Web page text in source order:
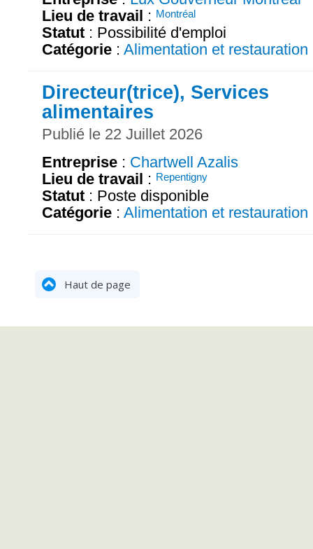
Lieu de travail : Montréal
Statut : Possibilité d'emploi
Catégorie : Alimentation et restauration
Directeur(trice), Services
alimentaires
Publié le 22 Juillet 2026
Entreprise : Chartwell Azalis
Lieu de travail : Repentigny
Statut : Poste disponible
Catégorie : Alimentation et restauration
Haut de page